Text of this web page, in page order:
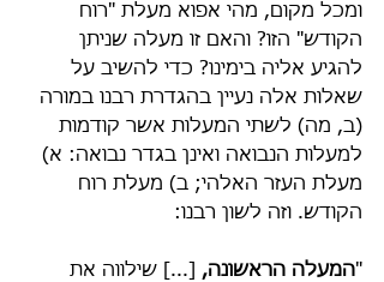
ומכל מקום, מהי אפוא מעלת "רוח
הקודש" הזו? והאם זו מעלה שניתן
להגיע אליה בימינו? כדי להשיב על
שאלות אלה נעיין בהגדרת רבנו במורה
(ב, מה) לשתי המעלות אשר קודמות
למעלות הנבואה ואינן בגדר נבואה: א)
מעלת העזר האלהי; ב) מעלת רוח
הקודש. וזה לשון רבנו:
"המעלה הראשונה, [...] שילווה את